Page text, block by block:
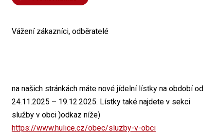
Vážení zákazníci, odběratelé
na našich stránkách máte nové jídelní lístky na období od
24.11.2025 – 19.12.2025. Lístky také najdete v sekci
služby v obci )odkaz níže)
https://www.hulice.cz/obec/sluzby-v-obci